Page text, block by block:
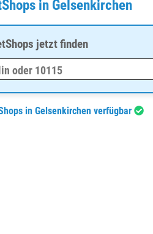
in Gelsenkirchen
jetzt finden
in Gelsenkirchen verfügbar